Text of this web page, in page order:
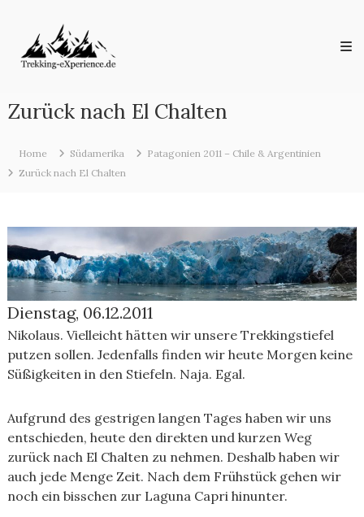
content
eXperience.de
Reiseberichte
aus
Welt
Zurück nach El Chalten
Home Südamerika
Patagonien 2011 – Chile & Argentinien
Zurück nach El Chalten
Dienstag, 06.12.2011
Nikolaus. Vielleicht hätten wir unsere Trekkingstiefel
putzen sollen. Jedenfalls finden wir heute Morgen keine
Süßigkeiten in den Stiefeln. Naja. Egal.
Aufgrund des gestrigen langen Tages haben wir uns
entschieden, heute den direkten und kurzen Weg
zurück nach El Chalten zu nehmen. Deshalb haben wir
auch jede Menge Zeit. Nach dem Frühstück gehen wir
noch ein bisschen zur Laguna Capri hinunter.